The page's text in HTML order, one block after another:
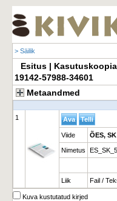
> Säilik
Esitus | Kasutuskoopia
19142-57988-34601
Metaandmed
1
Viide ÕES,
Nimetus
Liik Fail /
Kuva kustutatud kirjed